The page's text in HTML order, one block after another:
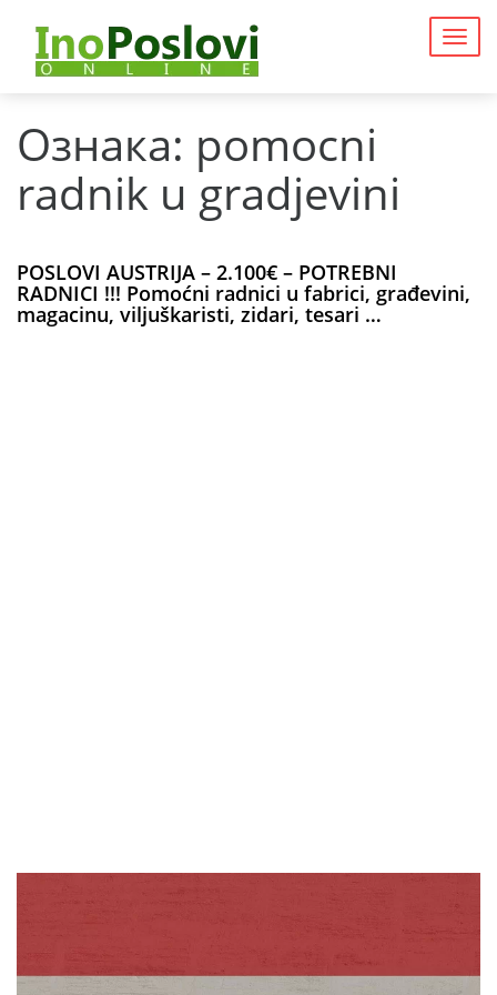
Ознака: pomocni
radnik u gradjevini
POSLOVI AUSTRIJA – 2.100€ – POTREBNI
RADNICI !!! Pomoćni radnici u fabrici, građevini,
magacinu, viljuškaristi, zidari, tesari …